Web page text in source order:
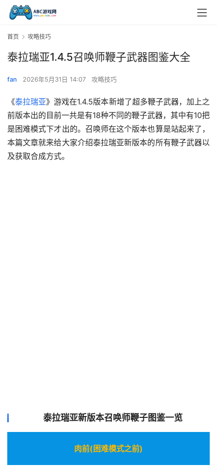
首页 攻略技巧
泰拉瑞亚1.4.5召唤师鞭子武器图鉴大全
fan 2026年5月31日 14:07 攻略技巧
《泰拉瑞亚》游戏在1.4.5版本新增了超多鞭子武器，加上之
前版本出的目前一共是有18种不同的鞭子武器，其中有10把
是困难模式下才出的。召唤师在这个版本也算是站起来了，
本篇文章就来给大家介绍泰拉瑞亚新版本的所有鞭子武器以
及获取合成方式。
泰拉瑞亚新版本召唤师鞭子图鉴一览
肉前(困难模式之前)